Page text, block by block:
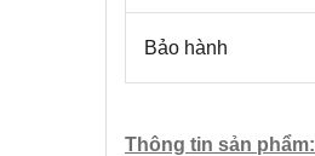
Bảo hành
Thông tin sản phẩm: